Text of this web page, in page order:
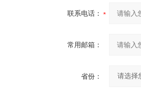
联系电话：
常用邮箱：
省份：